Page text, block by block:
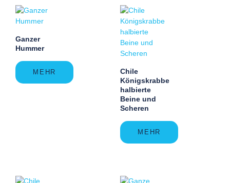
Ganzer
Hummer
MEHR
Chile
Königskrabbe
halbierte
Beine und
Scheren
MEHR